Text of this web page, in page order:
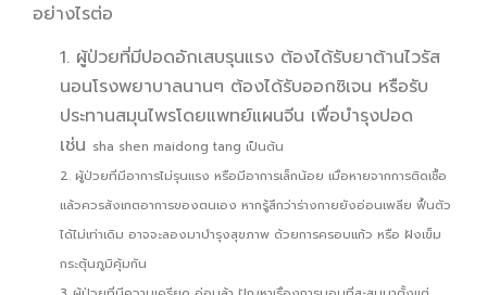
อย่างไรต่อ
1. ผู้ป่วยที่มีปอดอักเสบรุนแรง ต้องได้รับยาต้านไวรัส
นอนโรงพยาบาลนานๆ ต้องได้รับออกซิเจน หรือรับ
ประทานสมุนไพรโดยแพทย์แผนจีน เพื่อบำรุงปอด
เช่น sha shen maidong tang เป็นต้น
2. ผู้ป่วยที่มีอาการไม่รุนแรง หรือมีอาการเล็กน้อย เมื่อหายจากการติดเชื้อ
แล้วควรสังเกตอาการของตนเอง หากรู้สึกว่าร่างกายยังอ่อนเพลีย ฟื้นตัว
ได้ไม่เท่าเดิม อาจจะลองมาบำรุงสุขภาพ ด้วยการครอบแก้ว หรือ ฝังเข็ม
กระตุ้นภูมิคุ้มกัน